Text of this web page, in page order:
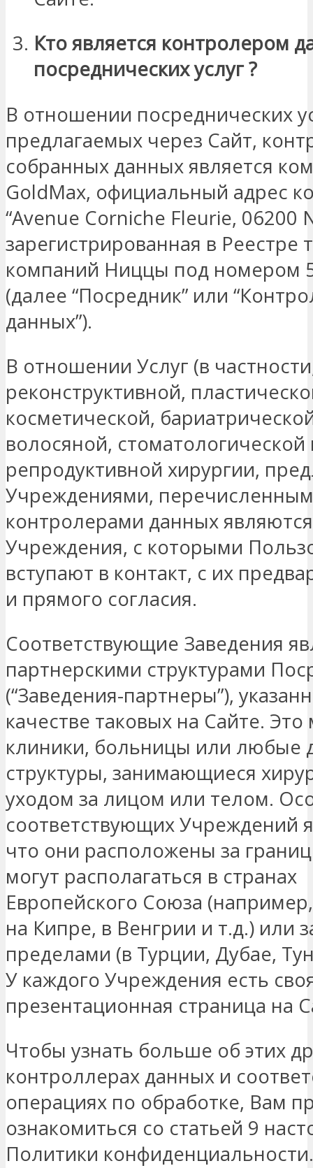
Ктоявляется контролером
посреднических услуг?
В отношении посреднических
предлагаемых через Сайт,
собранных данных является
GoldMax, официальный адрес
“Avenue Corniche Fleurie, 06200
зарегистрированная в Реестре
компаний Ниццы под номером
(далее “Посредник” или
данных”).
В отношении Услуг (в
реконструктивной,
косметической,
волосяной,
репродуктивной хирургии,
Учреждениями,
контролерами данных
Учреждения, с которыми
вступают в контакт, с их
и прямого согласия.
Соответствующие Заведения
партнерскими структурами
(“Заведения-партнеры”),
качестве таковых на Сайте. Это
клиники, больницы или любые
структуры, занимающиеся
уходом за лицом или телом.
соответствующих Учреждений
что они расположены за
могут располагаться в странах
Европейского Союза
на Кипре, в Венгрии и т.д.) или
пределами (в Турции, Дубае,
У каждого Учреждения есть
презентационная страница на
Чтобы узнать больше об этих
контроллерах данных и
операциях по обработке, Вам
ознакомиться со статьей 9
Политики конфиденциальности.